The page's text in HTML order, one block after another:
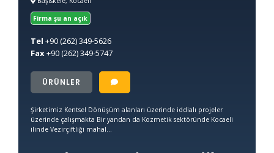
Firma şu an açık
Tel +90(262) 349-5626
Fax+90(262) 349-5747
ÜRÜNLER
Şirketimiz Kentsel Dönüşüm alanları üzerinde iddialı projeler
üzerinde çalışmakta Bir yandan da Kozmetik sektöründe Kocaeli
ilinde Vezirçiftliği mahal...